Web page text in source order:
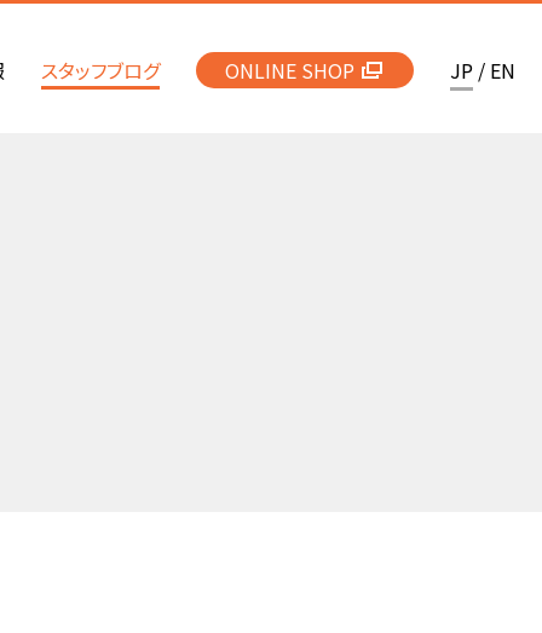
スタッフブログ ONLINE SHOP JP / EN